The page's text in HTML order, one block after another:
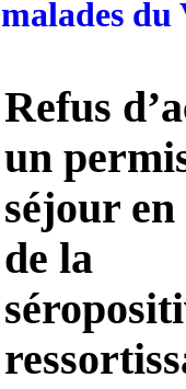
malades
Refus
un
séjour
de la